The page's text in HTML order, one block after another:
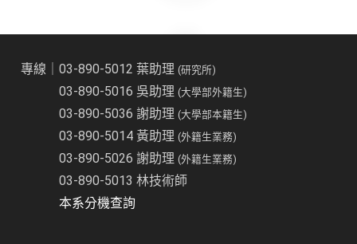
專線｜03-890-5012 葉助理(研究所)
03-890-5016 吳助理(大學部外籍生)
03-890-5036 謝助理(大學部本籍生)
03-890-5014 黃助理(外籍生業務)
03-890-5026 謝助理(外籍生業務)
03-890-5013 林技術師
本系分機查詢